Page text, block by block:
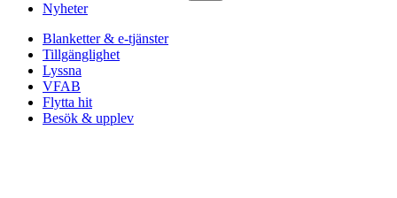
Nyheter
Blanketter & e-tjänster
Tillgänglighet
Lyssna
VFAB
Flytta hit
Besök & upplev